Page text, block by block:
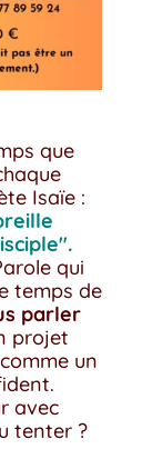
que
Isaïe :
qui
temps de
parler
projet
un
avec
tenter ?